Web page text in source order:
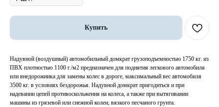
Купить
Надувной (воздушный) автомобильный домкрат грузоподъемностью 1750 кг. из
ПВХ плотностью 1100 г./м2 предназначен для поднятия легкового автомобиля
или внедорожника для замены колес в дороге, максимальный вес автомобиля
3500 кг. в условиях бездорожья. Надувной домкрат пригодиться и при
надевании цепей противоскольжения на колеса, а также при вытягивании
машины из грязевой или снежной колеи, вязкого песчаного грунта.